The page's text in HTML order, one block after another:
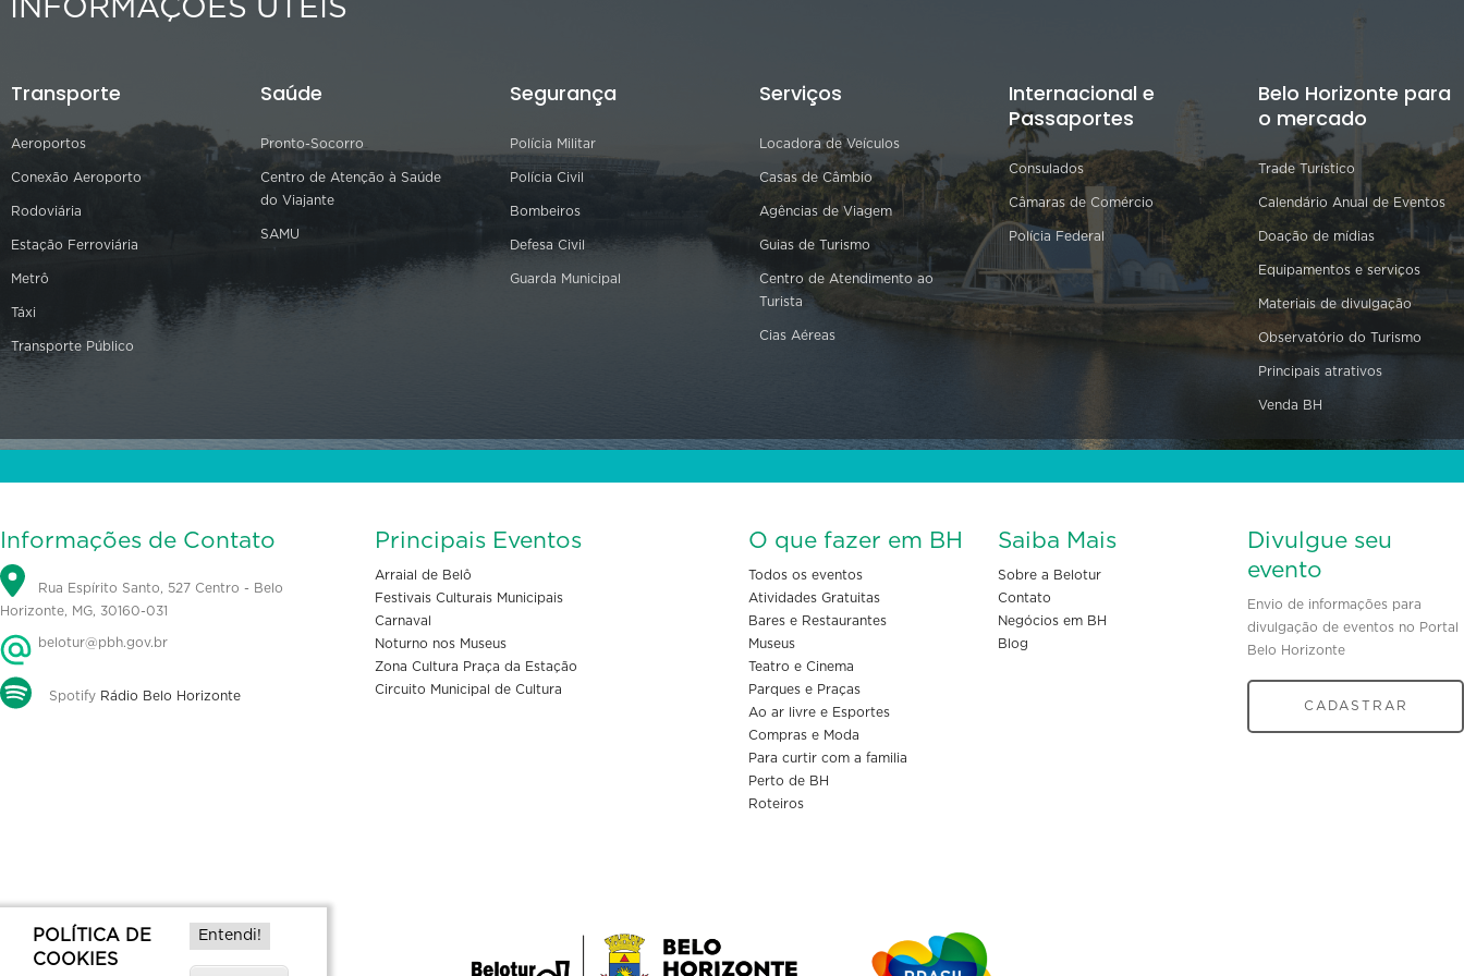
INFORMAÇÕES ÚTEIS
Transporte
Aeroportos
Conexão Aeroporto
Rodoviária
Estação Ferroviária
Metrô
Táxi
Transporte Público
Saúde
Pronto-Socorro
Centro de Atenção à Saúde
do Viajante
SAMU
Segurança
Polícia Militar
Polícia Civil
Bombeiros
Defesa Civil
Guarda Municipal
Serviços
Locadora de Veículos
Casas de Câmbio
Agências de Viagem
Guias de Turismo
Centro de Atendimento ao
Turista
Cias Aéreas
Internacional e
Passaportes
Consulados
Câmaras de Comércio
Polícia Federal
Belo Horizonte para
o mercado
Trade Turístico
Calendário Anual de Eventos
Doação de mídias
Equipamentos e serviços
Materiais de divulgação
Observatório do Turismo
Principais atrativos
Venda BH
Informações de Contato
Rua Espírito Santo, 527 Centro - Belo
Horizonte, MG, 30160-031
belotur@pbh.gov.br
Spotify Rádio Belo Horizonte
Principais Eventos
Arraial de Belô
Festivais Culturais Municipais
Carnaval
Noturno nos Museus
Zona Cultura Praça da Estação
Circuito Municipal de Cultura
O que fazer em BH
Todos os eventos
Atividades Gratuitas
Bares e Restaurantes
Museus
Teatro e Cinema
Parques e Praças
Ao ar livre e Esportes
Compras e Moda
Para curtir com a familia
Perto de BH
Roteiros
Saiba Mais
Sobre a Belotur
Contato
Negócios em BH
Blog
Divulgue seu
evento
Envio de informações para
divulgação de eventos no Portal
Belo Horizonte
CADASTRAR
POLÍTICA DE
COOKIES
Entendi!